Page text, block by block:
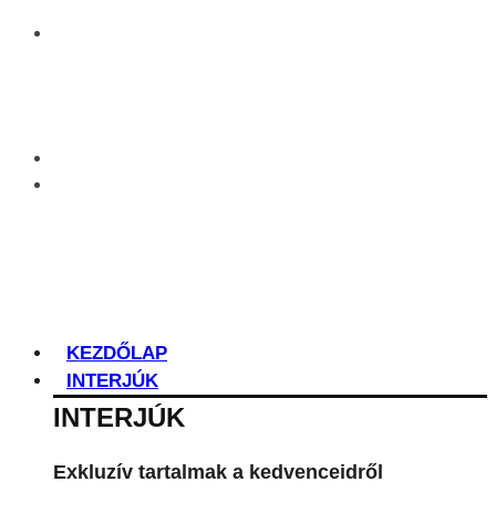
KEZDŐLAP
INTERJÚK
INTERJÚK
Exkluzív tartalmak a kedvenceidről